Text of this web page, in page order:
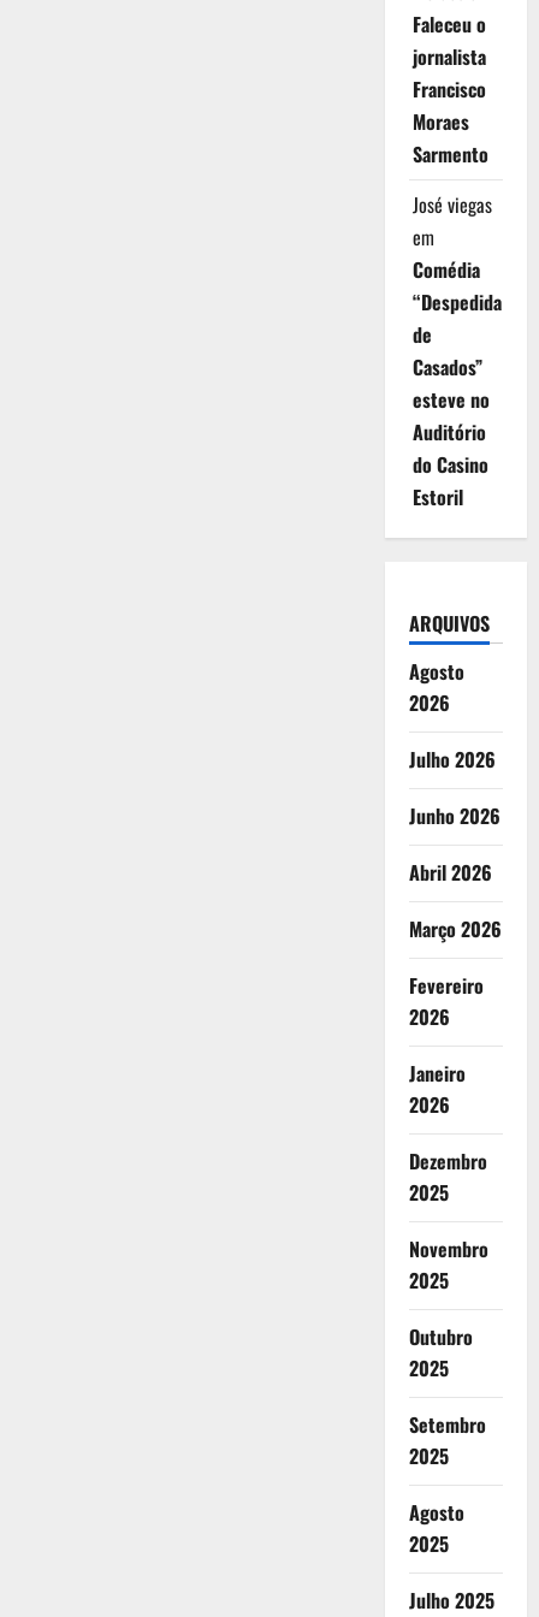
Faleceu o
jornalista
Francisco
Moraes
Sarmento
José viegas
em
Comédia
“Despedida
de
Casados”
esteve no
Auditório
do Casino
Estoril
ARQUIVOS
Agosto
2026
Julho 2026
Junho 2026
Abril 2026
Março 2026
Fevereiro
2026
Janeiro
2026
Dezembro
2025
Novembro
2025
Outubro
2025
Setembro
2025
Agosto
2025
Julho 2025